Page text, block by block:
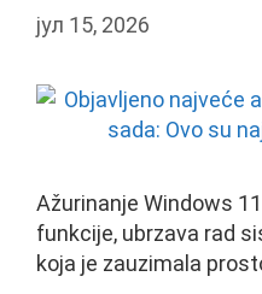
јул 15, 2026
Ažurinanje Windows
funkcije, ubrzava rad
koja je zauzimala